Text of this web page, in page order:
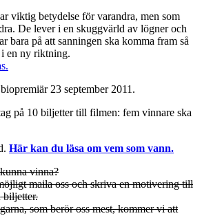
viktig betydelse för varandra, men som
De lever i en skuggvärld av lögner och
bara på att sanningen ska komma fram så
en ny riktning.
23 september 2011.
på 10 biljetter till filmen: fem vinnare ska
Här kan du läsa om vem som vann.
vinna?
maila oss och skriva en motivering till
biljetter.
som berör oss mest, kommer vi att